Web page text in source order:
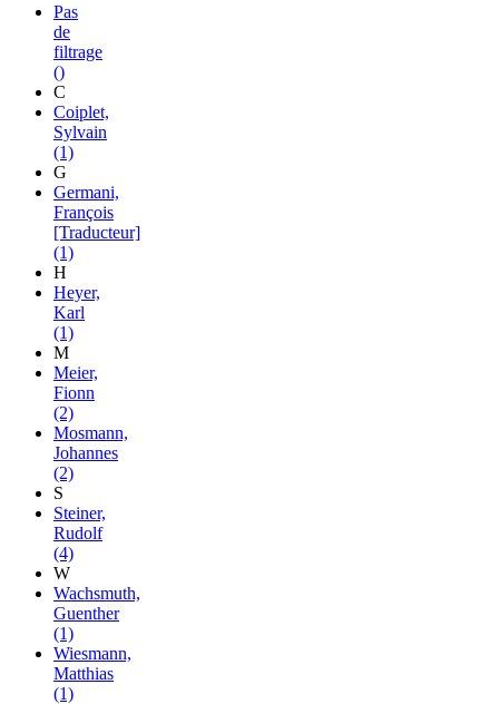
Pas
de
filtrage
()
C
Coiplet,
Sylvain
(1)
G
Germani,
François
[Traducteur]
(1)
H
Heyer,
Karl
(1)
M
Meier,
Fionn
(2)
Mosmann,
Johannes
(2)
S
Steiner,
Rudolf
(4)
W
Wachsmuth,
Guenther
(1)
Wiesmann,
Matthias
(1)